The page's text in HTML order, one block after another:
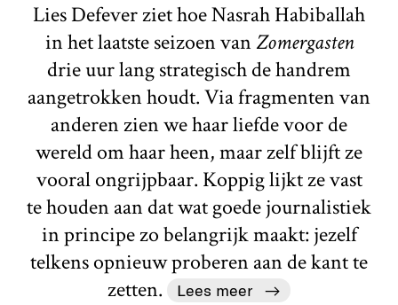
Lies Defever ziet hoe Nasrah Habiballah
in het laatste seizoen vanZomergasten
drie uur lang strategisch de handrem
aangetrokken houdt. Via fragmenten van
anderen zien we haar liefde voor de
wereld om haar heen, maar zelf blijft ze
vooral ongrijpbaar. Koppig lijkt ze vast
te houden aan dat wat goede journalistiek
in principe zo belangrijk maakt: jezelf
telkens opnieuw proberen aan de kant te
zetten.
Lees meer